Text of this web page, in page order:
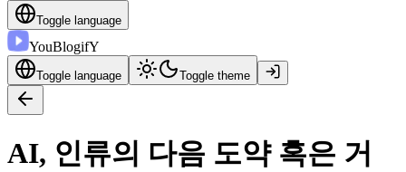
Toggle language
YouBlogifY
Toggle language Toggle theme
AI, 인류의 다음 도약 혹은 거